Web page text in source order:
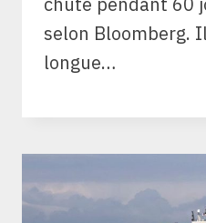
selon Bloomberg.
longue…